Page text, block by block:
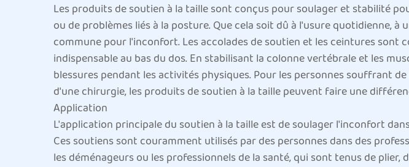
Les produits de soutien à la taille sont conçus pour soulager et stabilité
ou de problèmes liés à la posture. Que cela soit dû à l'usure quotidienne,
commune pour l'inconfort. Les accolades de soutien et les ceintures
indispensable au bas du dos. En stabilisant la colonne vertébrale et les
blessures pendant les activités physiques. Pour les personnes souffrant
d'une chirurgie, les produits de soutien à la taille peuvent faire une
Application
L'application principale du soutien à la taille est de soulager l'inconfort
Ces soutiens sont couramment utilisés par des personnes dans des
les déménageurs ou les professionnels de la santé, qui sont tenus de